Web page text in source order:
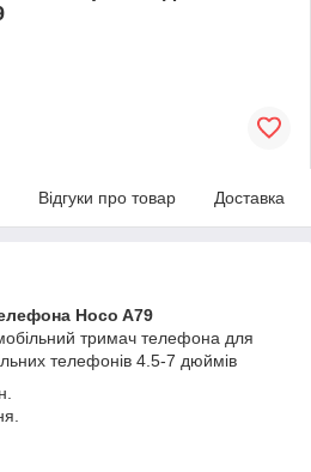
Відгуки про товар Доставка
Hoco A79
тримач телефона для
телефонів 4.5-7 дюймів